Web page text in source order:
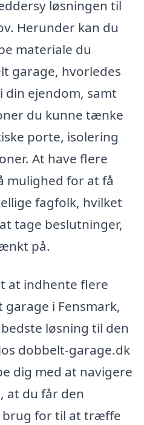
løsningen til
Herunder kan du
materiale du
garage, hvorledes
din ejendom, samt
du kunne tænke
porte, isolering
At have flere
mulighed for at få
fagfolk, hvilket
tage beslutninger,
på.
at indhente flere
i Fensmark,
løsning til den
dobbelt-garage.dk
dig med at navigere
at du får den
for til at træffe